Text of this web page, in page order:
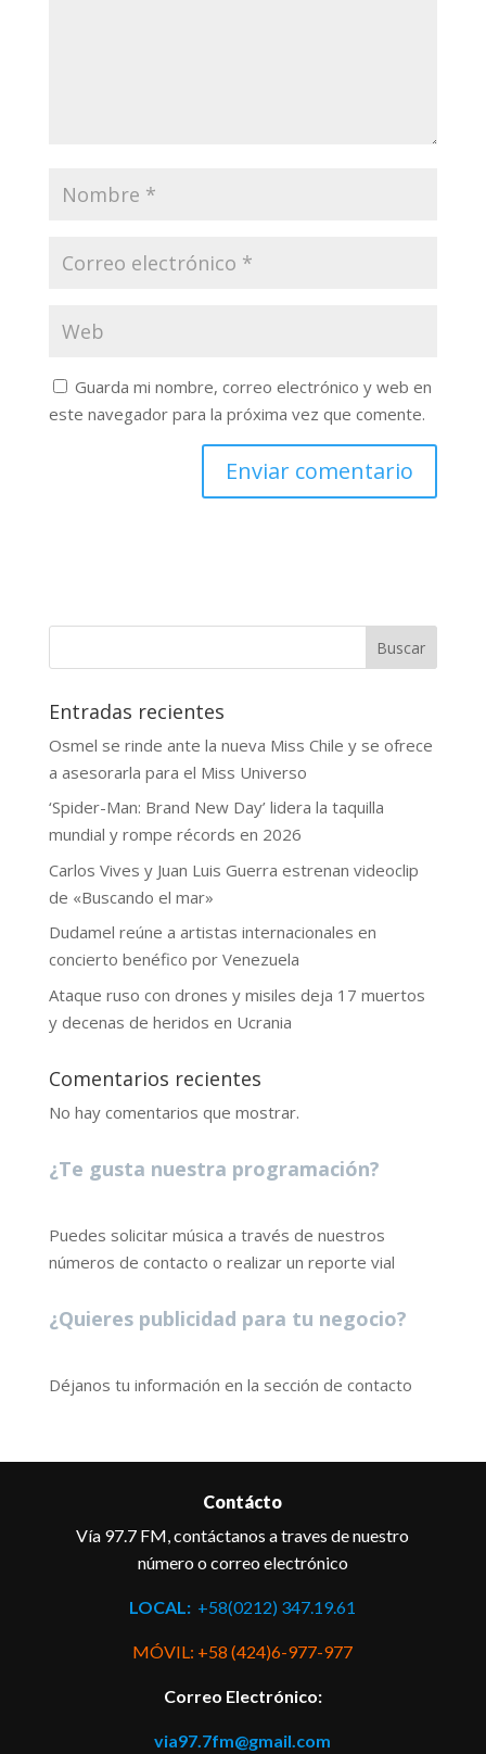
Guarda mi nombre, correo electrónico y web en
este navegador para la próxima vez que comente.
Buscar
Entradas recientes
Osmel se rinde ante la nueva Miss Chile y se ofrece
a asesorarla para el Miss Universo
‘Spider-Man: Brand New Day’ lidera la taquilla
mundial y rompe récords en 2026
Carlos Vives y Juan Luis Guerra estrenan videoclip
de «Buscando el mar»
Dudamel reúne a artistas internacionales en
concierto benéfico por Venezuela
Ataque ruso con drones y misiles deja 17 muertos
y decenas de heridos en Ucrania
Comentarios recientes
No hay comentarios que mostrar.
¿Te gusta nuestra programación?
Puedes solicitar música a través de nuestros
números de contacto o realizar un reporte vial
¿Quieres publicidad para tu negocio?
Déjanos tu información en la sección de contacto
Contácto
Vía 97.7 FM, contáctanos a traves de nuestro
número o correo electrónico
LOCAL: +58(0212) 347.19.61
MÓVIL: +58 (424)6-977-977
Correo Electrónico:
via97.7fm@gmail.com